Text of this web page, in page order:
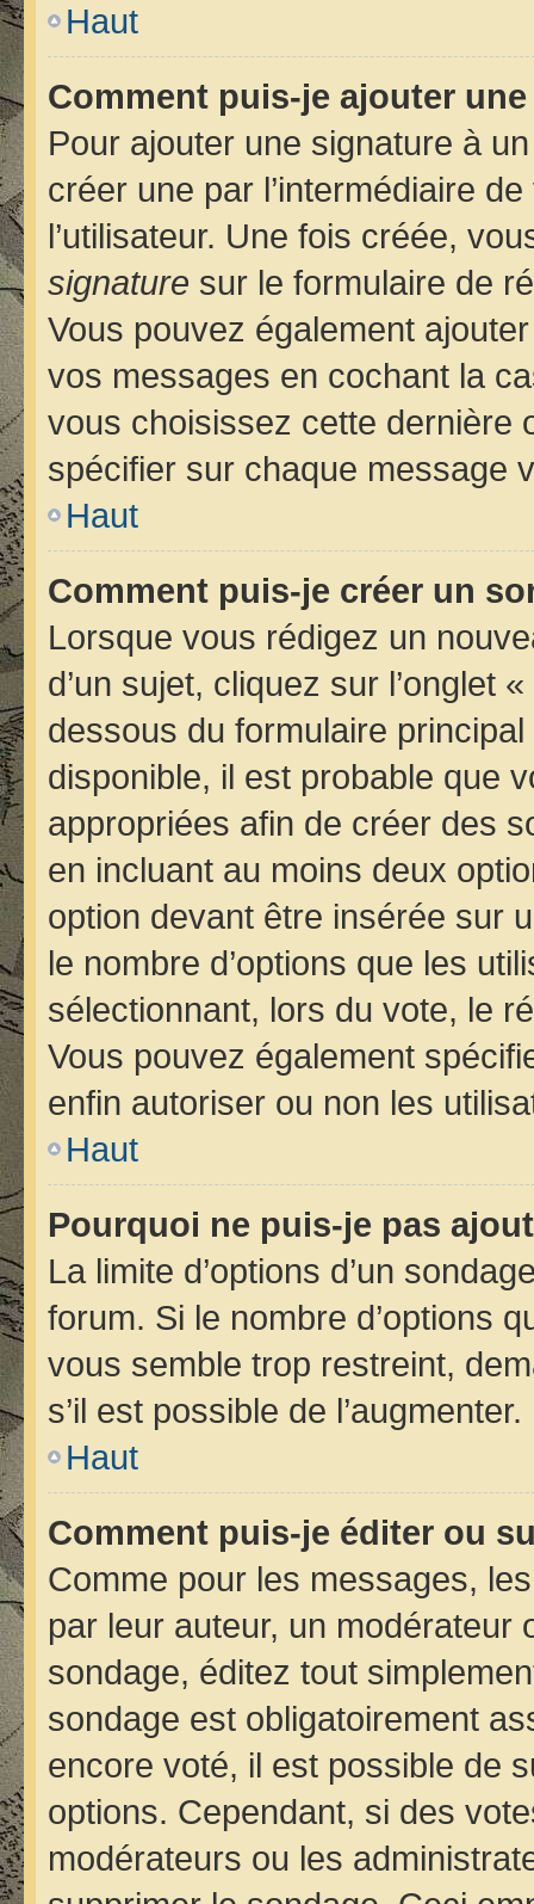
Haut
Comment puis-je ajouter
Pour ajouter une signature à
créer une par l’intermédiaire
l’utilisateur. Une fois créée,
signature sur le formulaire de
Vous pouvez également
vos messages en cochant la
vous choisissez cette dernière
spécifier sur chaque message
Haut
Comment puis-je créer un
Lorsque vous rédigez un
d’un sujet, cliquez sur l’onglet
dessous du formulaire
disponible, il est probable que
appropriées afin de créer des
en incluant au moins deux
option devant être insérée sur
le nombre d’options que les
sélectionnant, lors du vote, le
Vous pouvez également
enfin autoriser ou non les
Haut
Pourquoi ne puis-je pas
La limite d’options d’un
forum. Si le nombre d’options
vous semble trop restreint,
s’il est possible de l’augmenter.
Haut
Comment puis-je éditer ou
Comme pour les messages,
par leur auteur, un modérateur
sondage, éditez tout
sondage est obligatoirement
encore voté, il est possible de
options. Cependant, si des
modérateurs ou les